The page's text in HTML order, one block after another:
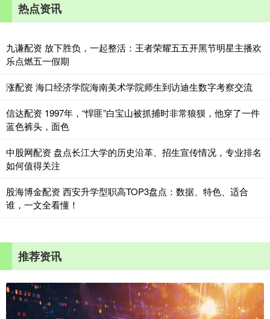
热点资讯
九谦配资 放下胜负，一起整活：王者荣耀五五开黑节明星主播欢
乐点燃五一假期
涨配资 海口经济学院海南美术学院师生到访迪生数字考察交流
信达配资 1997年，“悍匪”白宝山被抓捕时非常狼狈，他穿了一件
蓝色裤头，面色
中股网配资 盘点长江大学的历史沿革、招生宣传情况，专业排名
如何值得关注
股海博金配资 西安升学型职高TOP3盘点：数据、特色、适合
谁，一文全看懂！
推荐资讯